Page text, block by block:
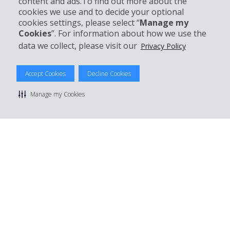
cookies we use and to decide your optional
cookies settings, please select “Manage my
Cookies”. For information about how we use the
data we collect, please visit our Privacy Policy
Accept Cookies Decline Cookies
Manage my Cookies
Réserver avec Hertz
© 2026 The Hertz System, Inc.
Politique de confidentialité | Conditions d'utilisation du site
Conditions de location
Gérer mes cookies